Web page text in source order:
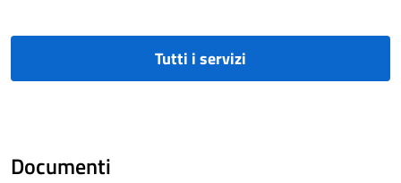
Tutti i servizi
Documenti